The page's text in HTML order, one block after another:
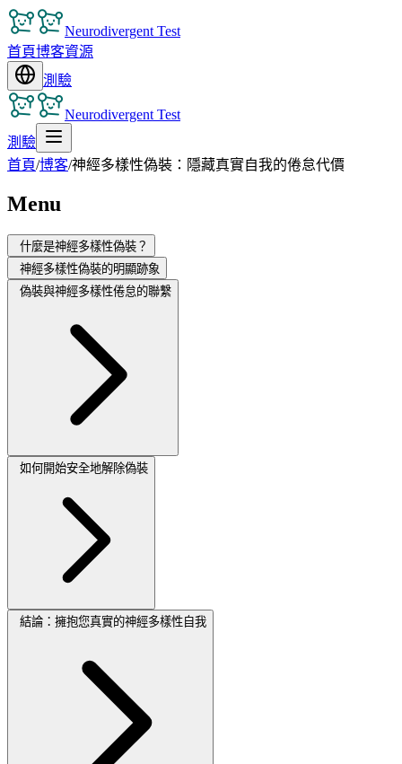
Neurodivergent Test
首頁博客資源
測驗
Neurodivergent Test
測驗
首頁/博客/神經多樣性偽裝：隱藏真實自我的倦怠代價
Menu
什麼是神經多樣性偽裝？
神經多樣性偽裝的明顯跡象
偽裝與神經多樣性倦怠的聯繫
如何開始安全地解除偽裝
結論：擁抱您真實的神經多樣性自我